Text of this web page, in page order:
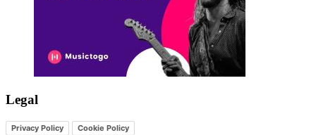
Legal
Privacy Policy Cookie Policy